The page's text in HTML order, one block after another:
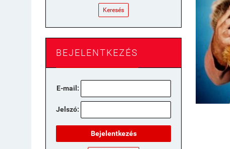
Keresés
BEJELENTKEZÉS
E-mail:
Jelszó:
Bejelentkezés